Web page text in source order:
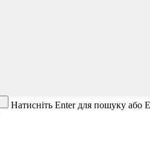
Натисніть Enter для пошуку або